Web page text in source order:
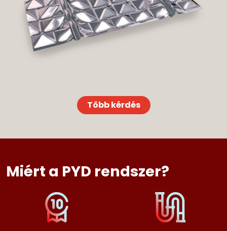
Több kérdés
Miért a PYD rendszer?